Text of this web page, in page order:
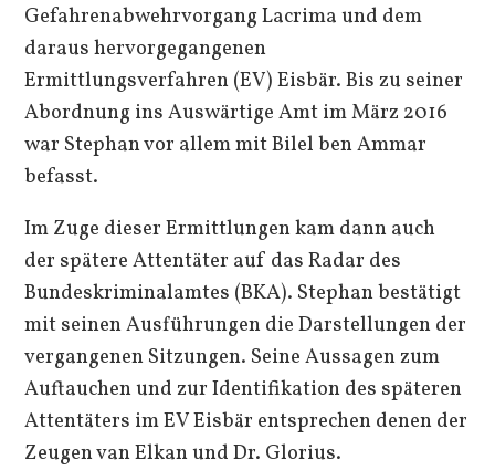
Gefahrenabwehrvorgang Lacrima und dem
daraus hervorgegangenen
Ermittlungsverfahren (EV) Eisbär. Bis zu seiner
Abordnung ins Auswärtige Amt im März 2016
war Stephan vor allem mit Bilel ben Ammar
befasst.
Im Zuge dieser Ermittlungen kam dann auch
der spätere Attentäter auf das Radar des
Bundeskriminalamtes (BKA). Stephan bestätigt
mit seinen Ausführungen die Darstellungen der
vergangenen Sitzungen. Seine Aussagen zum
Auftauchen und zur Identifikation des späteren
Attentäters im EV Eisbär entsprechen denen der
Zeugen van Elkan und Dr. Glorius.